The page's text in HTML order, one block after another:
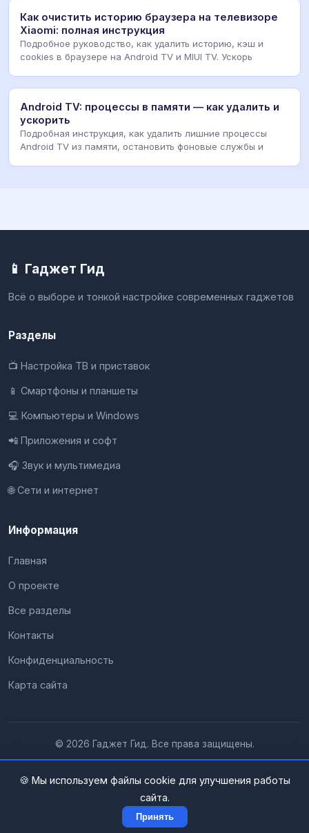
Как очистить историю браузера на телевизоре
Xiaomi: полная инструкция
Подробное руководство, как удалить историю, кэш и
cookies в браузере на Android TV и MIUI TV. Ускорь
Android TV: процессы в памяти — как удалить и
ускорить
Подробная инструкция, как удалить лишние процессы
Android TV из памяти, остановить фоновые службы и
📱 Гаджет Гид
Всё о выборе и тонкой настройке современных гаджетов
Разделы
📺 Настройка ТВ и приставок
📱 Смартфоны и планшеты
💻 Компьютеры и Windows
📲 Приложения и софт
🎧 Звук и мультимедиа
🌐 Сети и интернет
Информация
Главная
О проекте
Все разделы
Контакты
Конфиденциальность
Карта сайта
© 2026 Гаджет Гид. Все права защищены.
🍪 Мы используем файлы cookie для улучшения работы
сайта.
Принять